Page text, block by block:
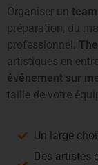
Organiser un
préparation, du
professionnel.
artistiques en
événement sur
taille de votre
Un large
Des artistes